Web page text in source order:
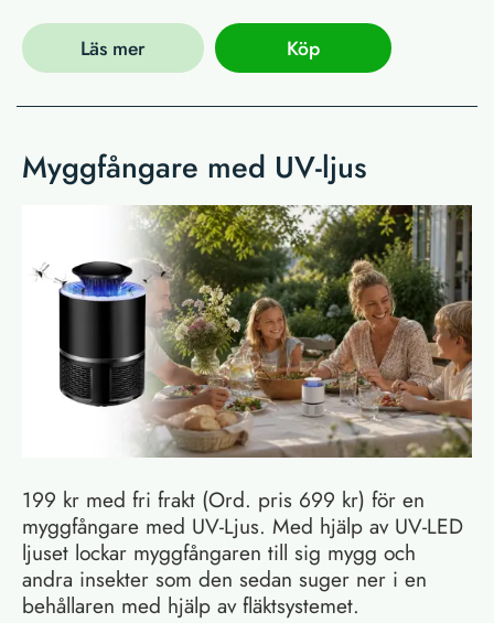
Läs mer Köp
Myggfångare med UV-ljus
199 kr med fri frakt (Ord. pris 699 kr) för en
myggfångare med UV-Ljus. Med hjälp av UV-LED
ljuset lockar myggfångaren till sig mygg och
andra insekter som den sedan suger ner i en
behållaren med hjälp av fläktsystemet.